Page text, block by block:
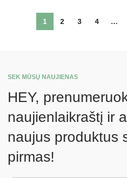
1 2 3 4 …
SEK MŪSŲ NAUJIENAS
HEY,
naujienlaikraštį ir
naujus produktus
pirmas!